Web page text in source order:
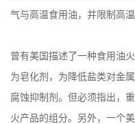
言
气与高温食用油，并限制高
曾有美国描述了一种食用油
为皂化剂，为降低盐类对金
腐蚀抑制剂。但必须指出，
火产品的组分。另外，一个